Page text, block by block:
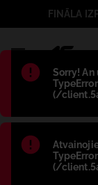
Błąd:
Sorry!
(/
Błąd:
(/
FINĀLA